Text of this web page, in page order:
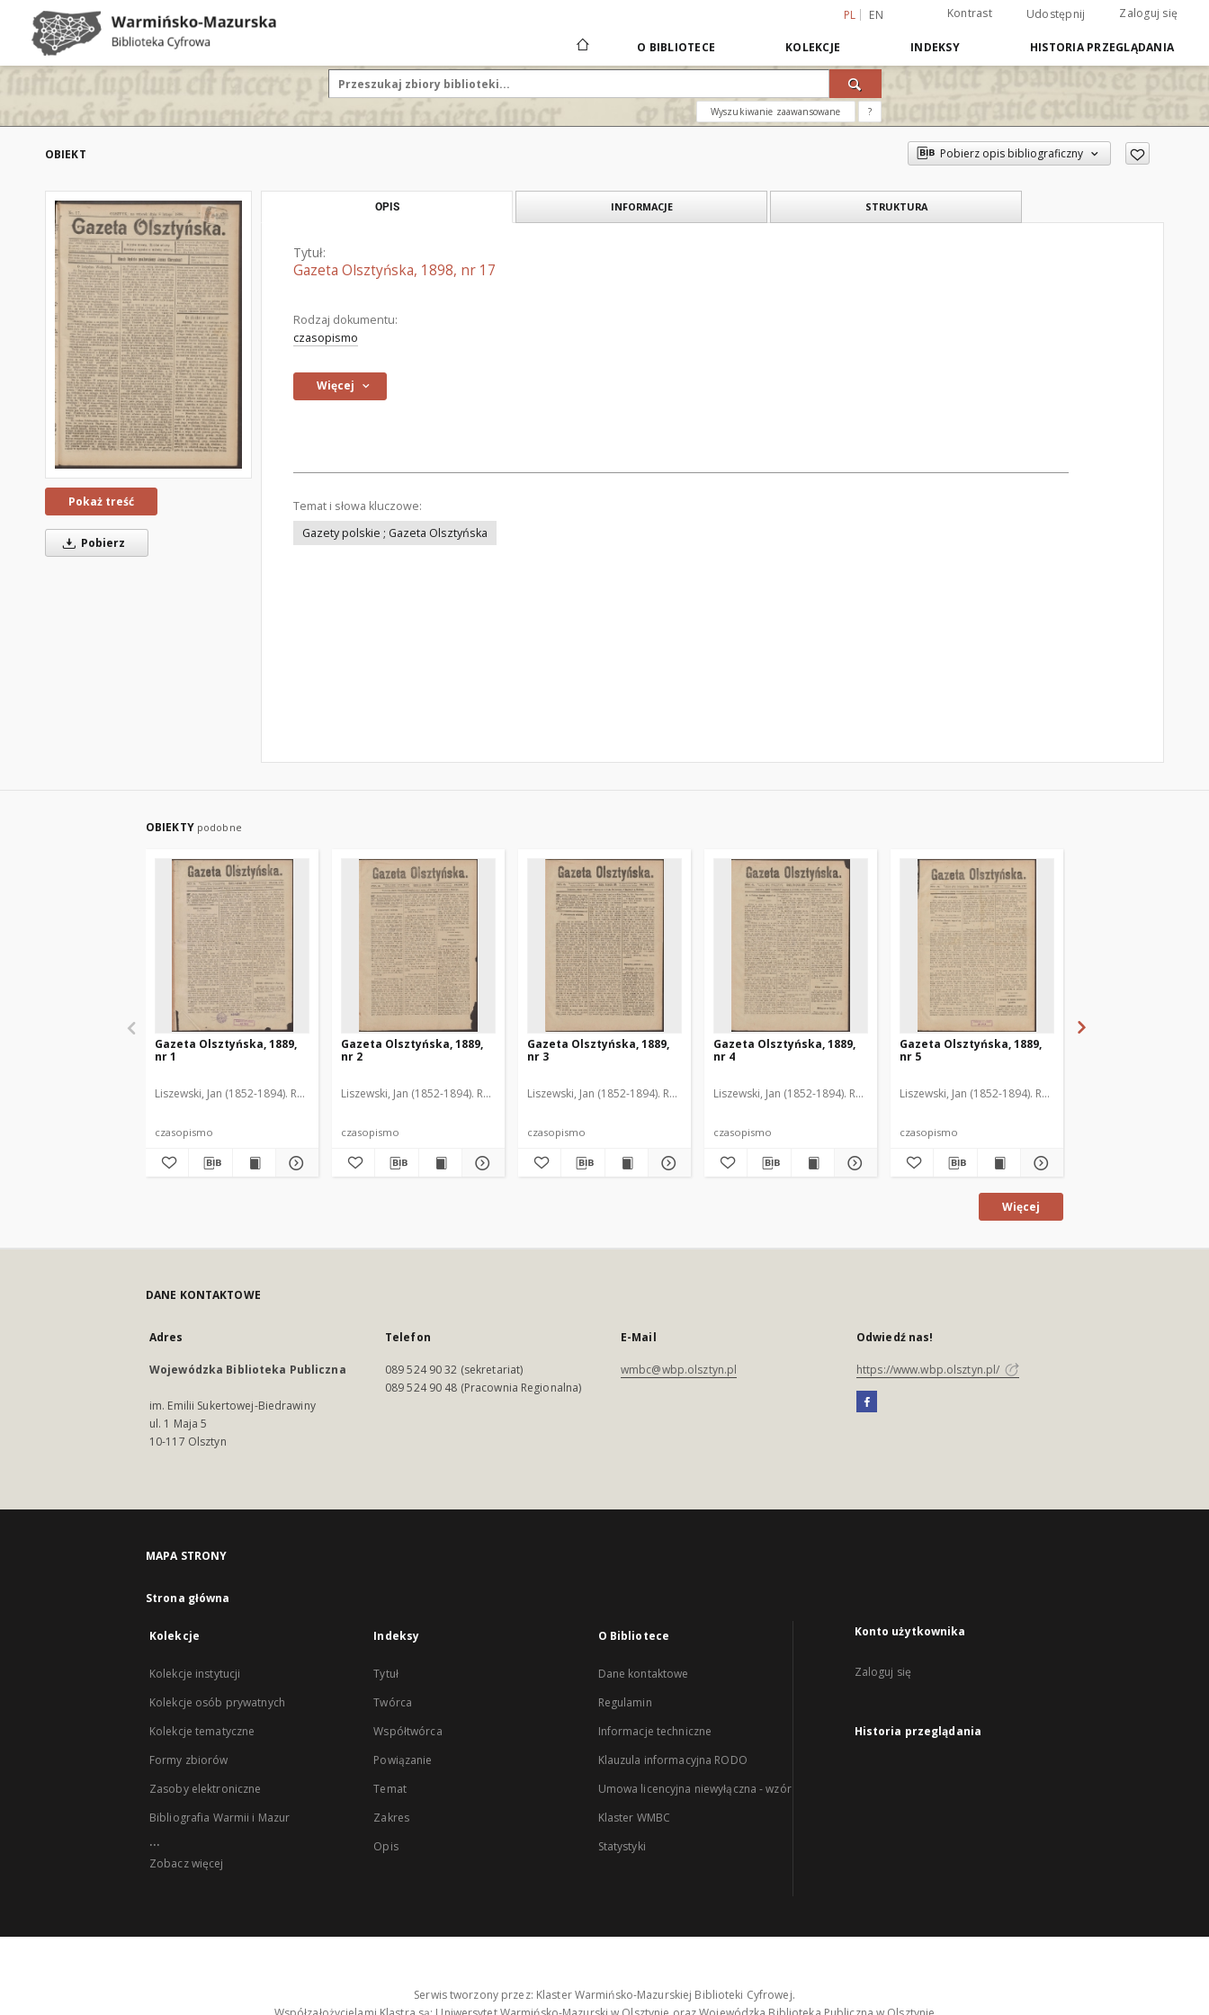
PL EN Kontrast Udostępnij Zaloguj się
O BIBLIOTECE KOLEKCJE INDEKSY HISTORIA PRZEGLĄDANIA
Wyszukiwanie zaawansowane ?
OBIEKT Pobierz opis bibliograficzny
Pokaż treść
Pobierz
OPIS INFORMACJE STRUKTURA
Tytuł:
Gazeta Olsztyńska, 1898, nr 17
Rodzaj dokumentu:
czasopismo
Więcej
Temat i słowa kluczowe:
Gazety polskie ; Gazeta Olsztyńska
OBIEKTY podobne
Gazeta Olsztyńska, 1889,
nr 1
Liszewski, Jan (1852-1894). Red.
czasopismo
Gazeta Olsztyńska, 1889,
nr 2
Liszewski, Jan (1852-1894). Red.
czasopismo
Gazeta Olsztyńska, 1889,
nr 3
Liszewski, Jan (1852-1894). Red.
czasopismo
Gazeta Olsztyńska, 1889,
nr 4
Liszewski, Jan (1852-1894). Red.
czasopismo
Gazeta Olsztyńska, 1889,
nr 5
Liszewski, Jan (1852-1894). Red.
czasopismo
Więcej
DANE KONTAKTOWE
Adres
Wojewódzka Biblioteka Publiczna
im. Emilii Sukertowej-Biedrawiny
ul. 1 Maja 5
10-117 Olsztyn
Telefon
089 524 90 32 (sekretariat)
089 524 90 48 (Pracownia Regionalna)
E-Mail
wmbc@wbp.olsztyn.pl
Odwiedź nas!
https://www.wbp.olsztyn.pl/
MAPA STRONY
Strona główna
Kolekcje
Kolekcje instytucji
Kolekcje osób prywatnych
Kolekcje tematyczne
Formy zbiorów
Zasoby elektroniczne
Bibliografia Warmii i Mazur
...
Zobacz więcej
Indeksy
Tytuł
Twórca
Współtwórca
Powiązanie
Temat
Zakres
Opis
O Bibliotece
Dane kontaktowe
Regulamin
Informacje techniczne
Klauzula informacyjna RODO
Umowa licencyjna niewyłączna - wzór
Klaster WMBC
Statystyki
Konto użytkownika
Zaloguj się
Historia przeglądania
Serwis tworzony przez: Klaster Warmińsko-Mazurskiej Biblioteki Cyfrowej.